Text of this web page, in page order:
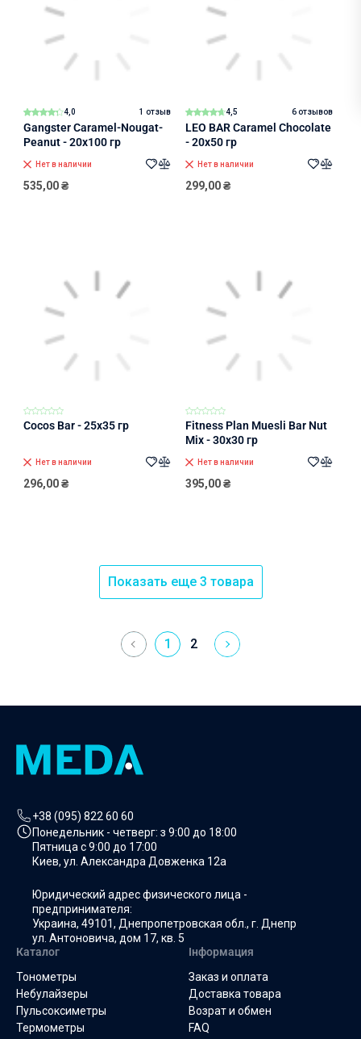
4,0 1 отзыв
Gangster Caramel-Nougat-
Peanut - 20x100 гр
Нет в наличии
535,00₴
4,5 6 отзывов
LEO BAR Caramel Chocolate
- 20x50 гр
Нет в наличии
299,00₴
Cocos Bar - 25x35 гр
Нет в наличии
296,00₴
Fitness Plan Muesli Bar Nut
Mix - 30x30 гр
Нет в наличии
395,00₴
Показать еще 3 товара
1 2
+38 (095) 822 60 60
Понедельник - четверг: з 9:00 до 18:00
Пятница с9:00 до 17:00
Киев, ул. Александра Довженка 12а
Юридический адрес физического лица -
предпринимателя:
Украина, 49101, Днепропетровская обл., г. Днепр
ул. Антоновича, дом 17, кв. 5
Каталог
Тонометры
Небулайзеры
Пульсоксиметры
Термометры
Інформация
Заказ и оплата
Доставка товара
Возрат и обмен
FAQ